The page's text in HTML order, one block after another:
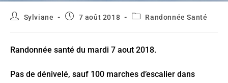
Auteur/autrice
Sylviane
Publication
7 août 2018
PostRandonnée Santé
Randonnée santé du mardi 7 aout 2018.
Pas de dénivelé, sauf 100 marches d’escalier dans